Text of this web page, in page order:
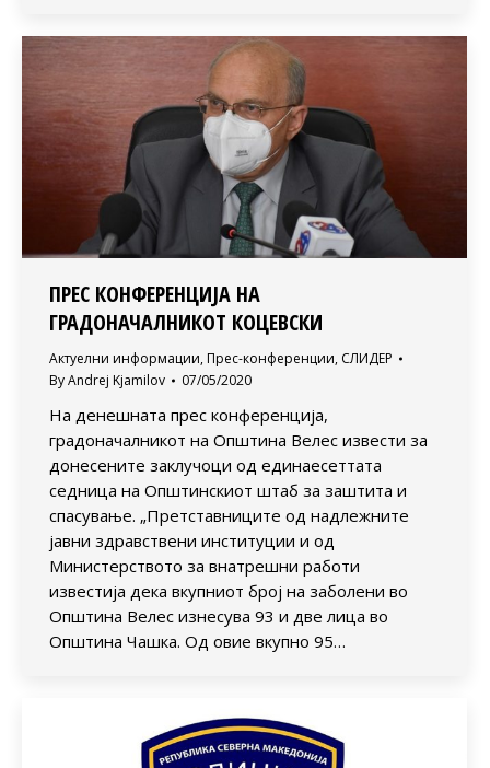
ПРЕС КОНФЕРЕНЦИЈА НА
ГРАДОНАЧАЛНИКОТ КОЦЕВСКИ
Актуелни информации, Прес-конференции, СЛИДЕР
ByAndrej Kjamilov 07/05/2020
На денешната прес конференција,
градоначалникот на Општина Велес извести за
донесените заклучоци од единаесеттата
седница на Општинскиот штаб за заштита и
спасување. „Претставниците од надлежните
јавни здравствени институции и од
Министерството за внатрешни работи
известија дека вкупниот број на заболени во
Општина Велес изнесува 93 и две лица во
Општина Чашка. Од овие вкупно 95…